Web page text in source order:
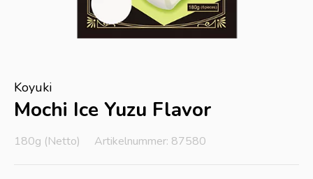
Koyuki
Mochi Ice Yuzu Flavor
180g (Netto) Artikelnummer: 87580